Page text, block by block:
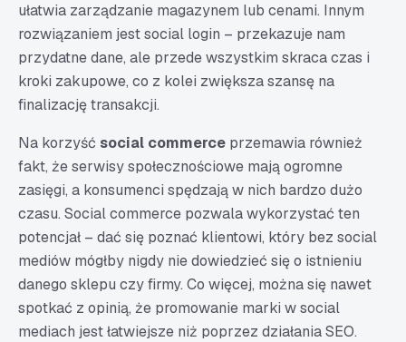
ułatwia zarządzanie magazynem lub cenami. Innym
rozwiązaniem jest social login – przekazuje nam
przydatne dane, ale przede wszystkim skraca czas i
kroki zakupowe, co z kolei zwiększa szansę na
finalizację transakcji.
Na korzyść social commerce przemawia również
fakt, że serwisy społecznościowe mają ogromne
zasięgi, a konsumenci spędzają w nich bardzo dużo
czasu. Social commerce pozwala wykorzystać ten
potencjał – dać się poznać klientowi, który bez social
mediów mógłby nigdy nie dowiedzieć się o istnieniu
danego sklepu czy firmy. Co więcej, można się nawet
spotkać z opinią, że promowanie marki w social
mediach jest łatwiejsze niż poprzez działania SEO.